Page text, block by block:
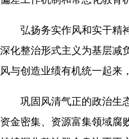
弘扬务实作风和实干精神
深化整治形式主义为基层减
风与创造业绩有机统一起来
巩固风清气正的政治生态
资金密集、资源富集领域腐